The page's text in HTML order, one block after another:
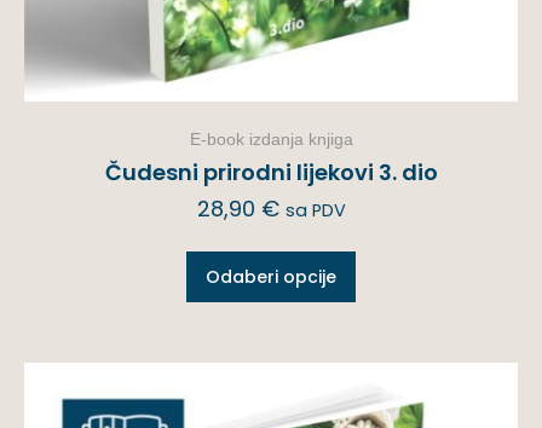
E-book izdanja knjiga
Čudesni prirodni lijekovi 3. dio
28,90 € sa PDV
Odaberi opcije